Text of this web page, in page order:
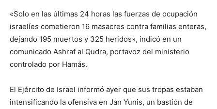
«Solo en las últimas 24 horas las fuerzas de ocupación
israelíes cometieron 16 masacres contra familias enteras,
dejando 195 muertos y 325 heridos», indicó en un
comunicado Ashraf al Qudra, portavoz del ministerio
controlado por Hamás.
El Ejército de Israel informó ayer que sus tropas estaban
intensificando la ofensiva en Jan Yunis, un bastión de